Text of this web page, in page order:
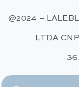
@2024 –
LTDA